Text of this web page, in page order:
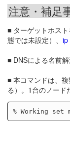
注意・補足
■ ターゲットホス
態では未設定）、 ip
■ DNSによる名前
■ 本コマンドは、
る）。1台のノード